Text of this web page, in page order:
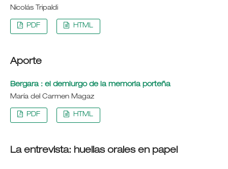
Nicolás Tripaldi
PDF HTML
Aporte
Bergara : el demiurgo de la memoria porteña
María del Carmen Magaz
PDF HTML
La entrevista: huellas orales en papel